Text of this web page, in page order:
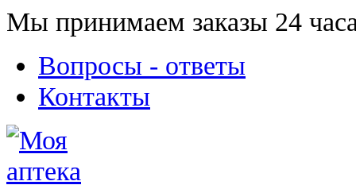
Мы принимаем заказы 24
Вопросы - ответы
Контакты